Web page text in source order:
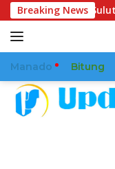
Langsung
ke
konten
Breaking News
Sulut
Manado Bitung